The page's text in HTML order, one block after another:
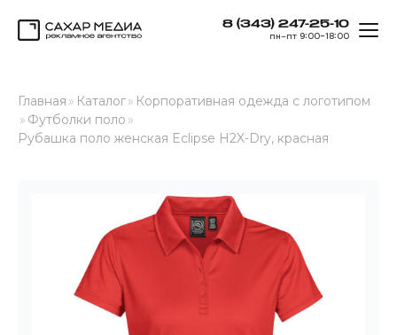
8 (343) 247-25-10
пн–пт 9:00–18:00
Главная » Каталог» Корпоративная одежда с логотипом
» Футболки поло »
Рубашка поло женская Eclipse H2X-Dry, красная